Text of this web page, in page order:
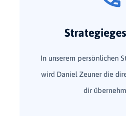
In unserem persönlichen
wird Daniel Zeuner die
dir